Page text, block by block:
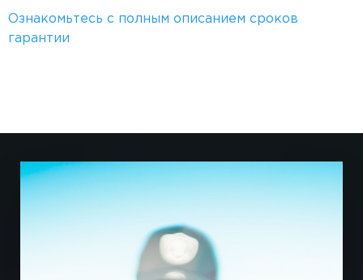
Ознакомьтесь с полным описанием сроков
гарантии